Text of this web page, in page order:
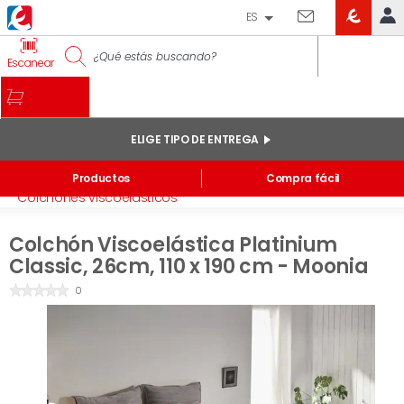
IDENTIFÍCATE
Pedidos online
Mis productos comprados en tienda y online
INFORMACIÓN GENERAL
ES
Escanear
Productos
ELIGE TIPO DE ENTREGA
Compra fácil
Descanso
Colchones viscoelásticos
Colchón Viscoelástica Platinium
Classic, 26cm, 110 x 190 cm - Moonia
0